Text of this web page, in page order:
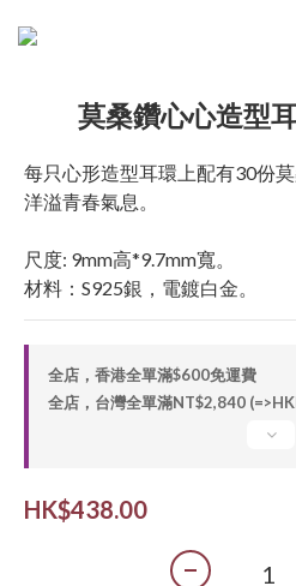
莫桑鑽心心造型
每只心形造型耳環上配有30份
洋溢青春氣息。
尺度: 9mm高*9.7mm寬。
材料：S925銀，電鍍白金。
全店，香港全單滿$600免運費
全店，台灣全單滿NT$2,840
HK$438.00